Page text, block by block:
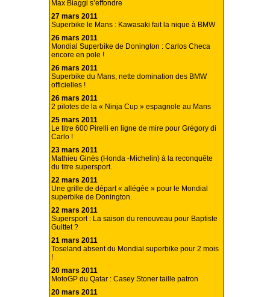
Max Biaggi s’effondre
27 mars 2011
Superbike le Mans : Kawasaki fait la nique à BMW
26 mars 2011
Mondial Superbike de Donington : Carlos Checa
encore en pole !
26 mars 2011
Superbike du Mans, nette domination des BMW
officielles !
26 mars 2011
2 pilotes de la « Ninja Cup » espagnole au Mans
25 mars 2011
Le titre 600 Pirelli en ligne de mire pour Grégory di
Carlo !
23 mars 2011
Mathieu Ginès (Honda -Michelin) à la reconquête
du titre supersport.
22 mars 2011
Une grille de départ « allégée » pour le Mondial
superbike de Donington.
22 mars 2011
Supersport : La saison du renouveau pour Baptiste
Guittet ?
21 mars 2011
Toseland absent du Mondial superbike pour 2 mois
!
20 mars 2011
MotoGP du Qatar : Casey Stoner taille patron
20 mars 2011